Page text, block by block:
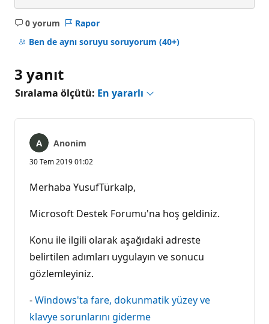
0 yorum
Açıklama
yok
Rapor
Ben de aynı soruyu soruyorum (40+)
3 yanıt
Sıralama ölçütü: En yararlı
Anonim
30 Tem 2019 01:02
Merhaba YusufTürkalp,
Microsoft Destek Forumu'na hoş geldiniz.
Konu ile ilgili olarak aşağıdaki adreste
belirtilen adımları uygulayın ve sonucu
gözlemleyiniz.
-Windows'ta fare, dokunmatik yüzey ve
klavye sorunlarını giderme